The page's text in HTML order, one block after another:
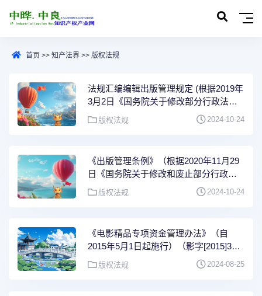
首页 >> 知产法界 >> 版权法规
法规汇编编辑出版管理规定 (根据2019年
3月2日《国务院关于修改部分行政法规
的决定》修订)
版权法规 2024-10-24
《出版管理条例》（根据2020年11月29
日《国务院关于修改和废止部分行政法
规的决定》第五次修订)
版权法规 2024-10-24
《电影精品专项资金管理办法》（自
2015年5月1日起施行）（影字[2015]397
号）
版权法规 2024-08-25